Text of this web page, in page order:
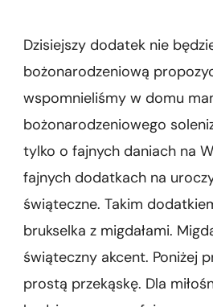
z
Dzisiejszy dodatek nie
bożonarodzeniową
wspomnieliśmy w domu
bożonarodzeniowego
tylko o fajnych daniach na
fajnych dodatkach na
świąteczne. Takim
brukselka z migdałami.
świąteczny akcent. Poniżej
prostą przekąskę. Dla